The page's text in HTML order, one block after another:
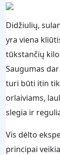
Didžiulių,
yra viena
tūkstančių
Saugumas
turi būti itin
orlaiviams,
slegia ir
Vis dėlto
principai